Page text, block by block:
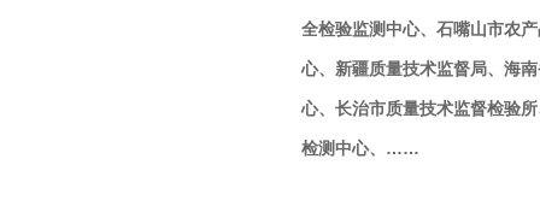
全检验监测中心、石嘴山市农
心、新疆质量技术监督局、海
心、长治市质量技术监督检验
检测中心、……